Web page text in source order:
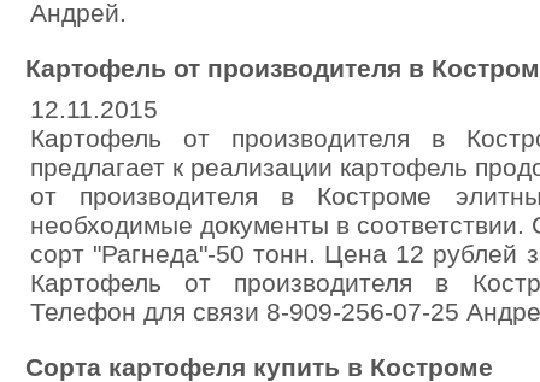
Андрей.
Картофель от производителя в
12.11.2015
Картофель от производителя в
предлагает к реализации картофель
от производителя в Костроме
необходимые документы в
сорт "Рагнеда"-50 тонн. Цена 12 рублей
Картофель от производителя в
Телефон для связи 8-909-256-07-25
Сорта картофеля купить в Костроме